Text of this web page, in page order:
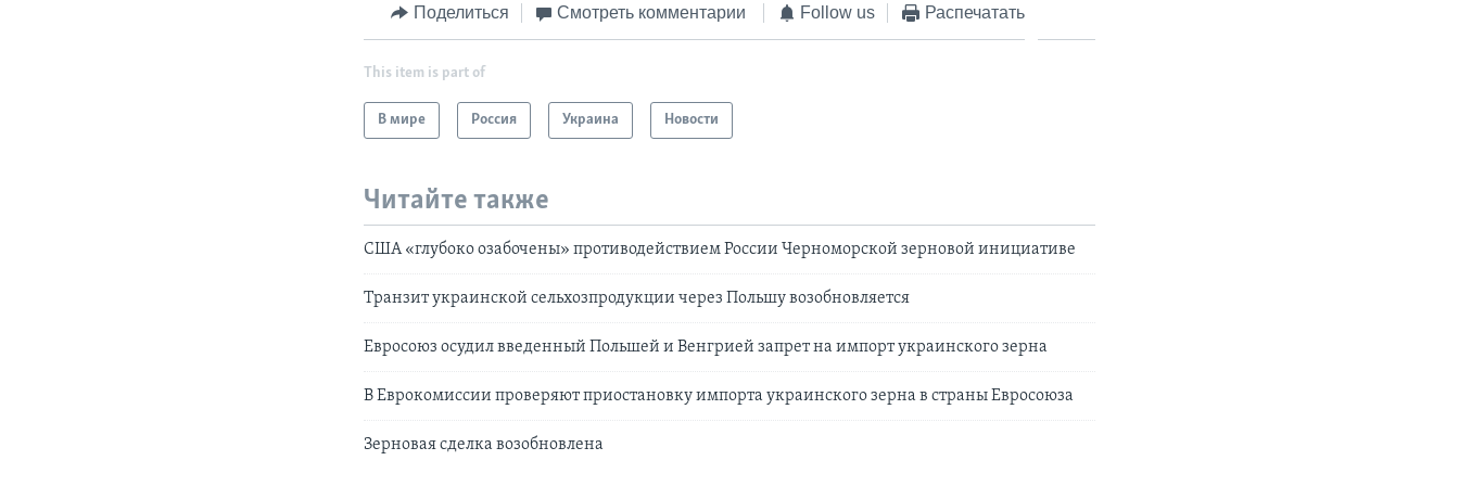
Поделиться Смотреть комментарии Follow us Распечатать
This item is part of
В мире Россия Украина Новости
Читайте также
США «глубоко озабочены» противодействием России Черноморской зерновой инициативе
Транзит украинской сельхозпродукции через Польшу возобновляется
Евросоюз осудил введенный Польшей и Венгрией запрет на импорт украинского зерна
В Еврокомиссии проверяют приостановку импорта украинского зерна в страны Евросоюза
Зерновая сделка возобновлена